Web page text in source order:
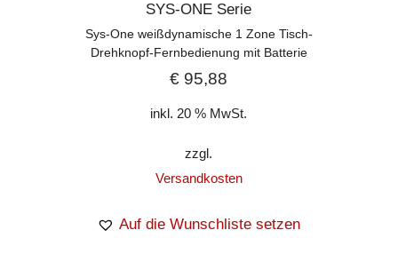
SYS-ONE Serie
Sys-One weißdynamische 1 Zone Tisch-
Drehknopf-Fernbedienung mit Batterie
€ 95,88
inkl. 20 % MwSt.
zzgl.
Versandkosten
Auf die Wunschliste setzen